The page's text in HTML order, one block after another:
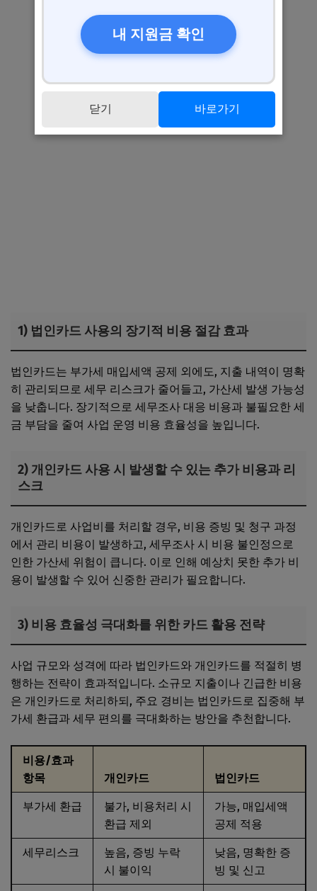
1) 법인카드 사용의 장기적 비용 절감 효과
법인카드는 부가세 매입세액 공제 외에도, 지출 내역이 명확
히 관리되므로 세무 리스크가 줄어들고, 가산세 발생 가능성
을 낮춥니다. 장기적으로 세무조사 대응 비용과 불필요한 세
금 부담을 줄여 사업 운영 비용 효율성을 높입니다.
2) 개인카드 사용 시 발생할 수 있는 추가 비용과 리
스크
개인카드로 사업비를 처리할 경우, 비용 증빙 및 청구 과정
에서 관리 비용이 발생하고, 세무조사 시 비용 불인정으로
인한 가산세 위험이 큽니다. 이로 인해 예상치 못한 추가 비
용이 발생할 수 있어 신중한 관리가 필요합니다.
3) 비용 효율성 극대화를 위한 카드 활용 전략
사업 규모와 성격에 따라 법인카드와 개인카드를 적절히 병
행하는 전략이 효과적입니다. 소규모 지출이나 긴급한 비용
은 개인카드로 처리하되, 주요 경비는 법인카드로 집중해 부
가세 환급과 세무 편의를 극대화하는 방안을 추천합니다.
비용/효과
항목
개인카드 법인카드
부가세 환급
불가, 비용처리 시
환급 제외
가능, 매입세액
공제 적용
세무리스크
높음, 증빙 누락
시 불이익
낮음, 명확한 증
빙 및 신고
내 지원금 확인
닫기 바로가기